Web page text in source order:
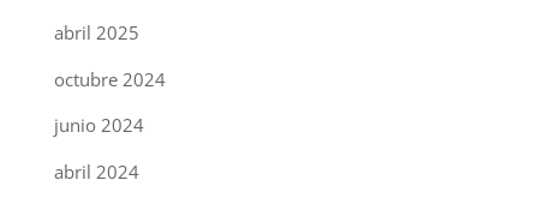
abril 2025
octubre 2024
junio 2024
abril 2024